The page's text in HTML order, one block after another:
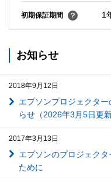
初期保証期間 1
お知らせ
2018年9月12日
エプソンプロジェクタ
らせ（2026年3月5日更新
2017年3月13日
エプソンのプロジェク
ために